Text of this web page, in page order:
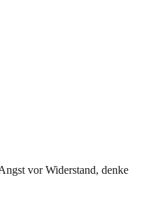
vor Widerstand, denke